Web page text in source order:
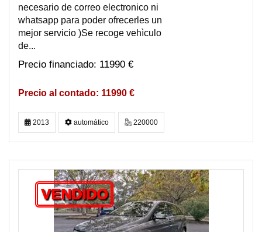
necesario de correo electronico ni
whatsapp para poder ofrecerles un
mejor servicio )Se recoge vehìculo
de...
11990 €
11990 €
2013 automático 220000
VENDIDO